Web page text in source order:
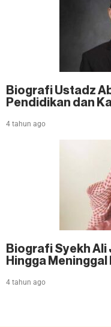
Biografi Ustadz
Pendidikan dan
4 tahun ago
Biografi Syekh Ali
Hingga Meninggal
4 tahun ago